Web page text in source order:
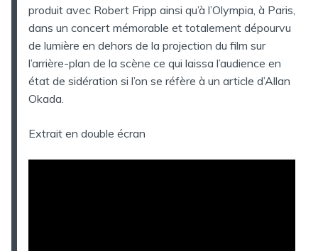
produit avec Robert Fripp ainsi qu’à l’Olympia, à Paris,
dans un concert mémorable et totalement dépourvu
de lumière en dehors de la projection du film sur
l’arrière-plan de la scène ce qui laissa l’audience en
état de sidération si l’on se réfère à un article d’Allan
Okada.
Extrait en double écran